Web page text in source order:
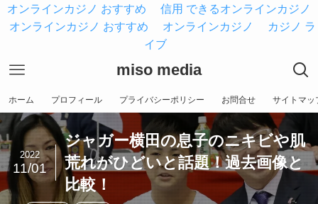
オンラインカジノ おすすめ
信用 できるオンラインカジノ
オンラインカジノ おすすめ
オンラインカジノ
カジノ ラ
イブ
miso media
ホーム プロフィール プライバシーポリシー お問合せ サイトマッ
ジャガー横田の息子のニキビや肌
荒れがひどいと話題！過去画像と
比較！
2022
11/01